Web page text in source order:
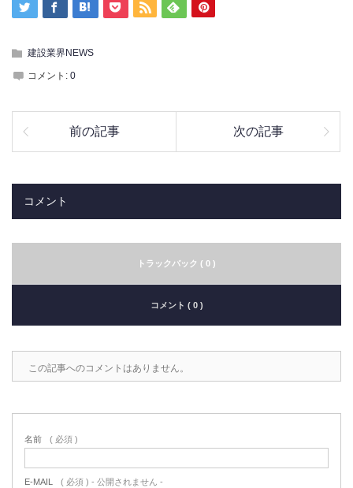
建設業界NEWS
コメント: 0
前の記事 次の記事
コメント
トラックバック ( 0 )
コメント ( 0 )
この記事へのコメントはありません。
名前 ( 必須 )
E-MAIL ( 必須 ) - 公開されません -